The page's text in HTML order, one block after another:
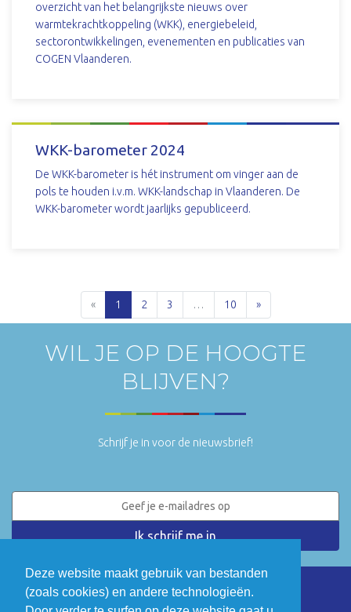
Deze website maakt gebruik van bestanden
(zoals cookies) en andere technologieën.
overzicht van het belangrijkste nieuws over
warmtekrachtkoppeling (WKK), energiebeleid,
sectorontwikkelingen, evenementen en publicaties van
COGEN Vlaanderen.
DOWNLOAD
WKK-barometer 2024
De WKK-barometer is hét instrument om vinger aan de
pols te houden i.v.m. WKK-landschap in Vlaanderen. De
WKK-barometer wordt jaarlijks gepubliceerd.
« 1 2 3 … 10 »
WIL JE OP DE HOOGTE
BLIJVEN?
Schrijf je in voor de nieuwsbrief!
LinkedIn Twitter